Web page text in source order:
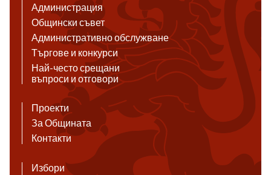
Администрация
Общински съвет
Административно обслужване
Търгове и конкурси
Най-често срещани
въпроси и отговори
Проекти
За Общината
Контакти
Избори